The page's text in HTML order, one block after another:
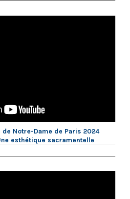
de Notre-Dame de Paris 2024
esthétique sacramentelle